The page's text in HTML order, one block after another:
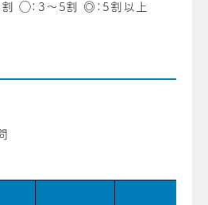
割 ◯：3〜5割 ◎：5割以上